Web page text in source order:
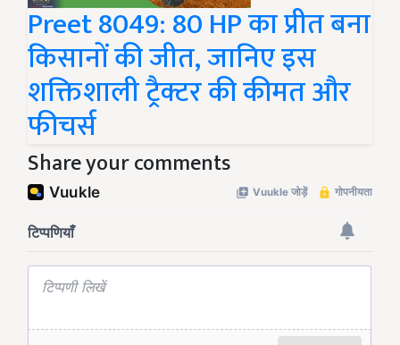
Preet 8049: 80 HP का प्रीत बना
किसानों की जीत, जानिए इस
शक्तिशाली ट्रैक्टर की कीमत और
फीचर्स
Share your comments